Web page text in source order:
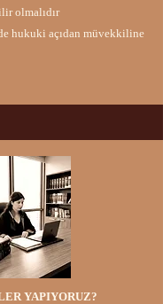
olmalıdır​
hukuki açıdan müvekkiline
YAPIYORUZ?​​